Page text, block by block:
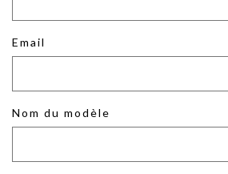
Email
Nom du modèle